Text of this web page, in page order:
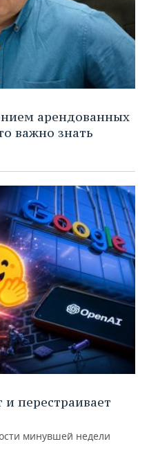
арендованных
важно знать
перестраивает
минувшей недели